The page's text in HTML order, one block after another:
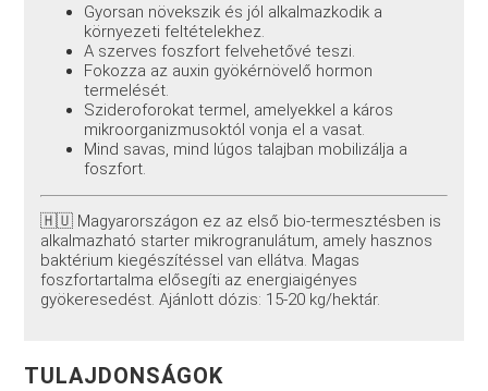
Gyorsan növekszik és jól alkalmazkodik a
környezeti feltételekhez.
A szerves foszfort felvehetővé teszi.
Fokozza az auxin gyökérnövelő hormon
termelését.
Szideroforokat termel, amelyekkel a káros
mikroorganizmusoktól vonja el a vasat.
Mind savas, mind lúgos talajban mobilizálja a
foszfort.
🇭🇺 Magyarországon ez az első bio-termesztésben is
alkalmazható starter mikrogranulátum, amely hasznos
baktérium kiegészítéssel van ellátva. Magas
foszfortartalma elősegíti az energiaigényes
gyökeresedést. Ajánlott dózis: 15-20 kg/hektár.
TULAJDONSÁGOK